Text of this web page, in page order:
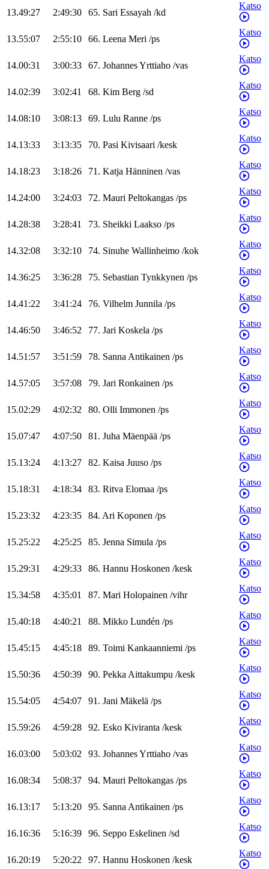
13.49:27 2:49:30 65. Sari Essayah /kd
Katso
13.55:07 2:55:10 66. Leena Meri /ps
Katso
14.00:31 3:00:33 67. JohannesYrttiaho /vas
Katso
14.02:39 3:02:41 68. Kim Berg /sd
Katso
14.08:10 3:08:13 69. Lulu Ranne /ps
Katso
14.13:33 3:13:35 70. Pasi Kivisaari /kesk
Katso
14.18:23 3:18:26 71. Katja Hänninen /vas
Katso
14.24:00 3:24:03 72. Mauri Peltokangas /ps
Katso
14.28:38 3:28:41 73. Sheikki Laakso /ps
Katso
14.32:08 3:32:10 74. Sinuhe Wallinheimo /kok
Katso
14.36:25 3:36:28 75. Sebastian Tynkkynen /ps
Katso
14.41:22 3:41:24 76. Vilhelm Junnila /ps
Katso
14.46:50 3:46:52 77. Jari Koskela /ps
Katso
14.51:57 3:51:59 78. SannaAntikainen /ps
Katso
14.57:05 3:57:08 79. Jari Ronkainen /ps
Katso
15.02:29 4:02:32 80. Olli Immonen /ps
Katso
15.07:47 4:07:50 81. Juha Mäenpää /ps
Katso
15.13:24 4:13:27 82. Kaisa Juuso /ps
Katso
15.18:31 4:18:34 83. Ritva Elomaa /ps
Katso
15.23:32 4:23:35 84. Ari Koponen /ps
Katso
15.25:22 4:25:25 85. Jenna Simula /ps
Katso
15.29:31 4:29:33 86. Hannu Hoskonen /kesk
Katso
15.34:58 4:35:01 87. Mari Holopainen /vihr
Katso
15.40:18 4:40:21 88. Mikko Lundén /ps
Katso
15.45:15 4:45:18 89. Toimi Kankaanniemi /ps
Katso
15.50:36 4:50:39 90. PekkaAittakumpu /kesk
Katso
15.54:05 4:54:07 91. Jani Mäkelä /ps
Katso
15.59:26 4:59:28 92. Esko Kiviranta /kesk
Katso
16.03:00 5:03:02 93. JohannesYrttiaho /vas
Katso
16.08:34 5:08:37 94. Mauri Peltokangas /ps
Katso
16.13:17 5:13:20 95. SannaAntikainen /ps
Katso
16.16:36 5:16:39 96. Seppo Eskelinen /sd
Katso
16.20:19 5:20:22 97. Hannu Hoskonen /kesk
Katso